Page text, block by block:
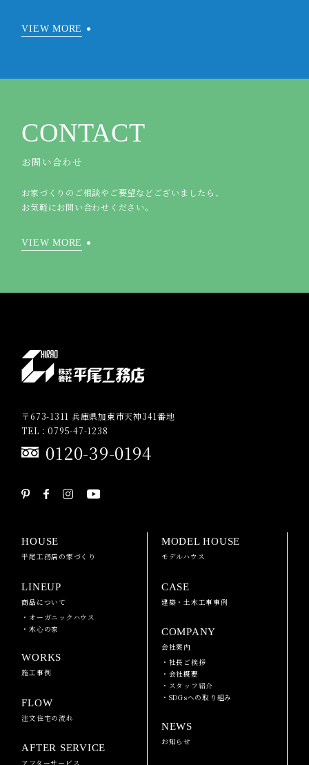
VIEW MORE
CONTACT
お問い合わせ
お家づくりのご相談やご要望などございましたら、
お気軽にお問い合わせください。
VIEW MORE
〒673-1311 兵庫県加東市天神341番地
TEL：0795-47-1238
0120-39-0194
HOUSE
平尾工務店の家づくり
LINEUP
商品について
・オーガニックハウス
・木心の家
WORKS
施工事例
FLOW
注文住宅の流れ
AFTER SERVICE
アフターサービス
MODEL HOUSE
モデルハウス
CASE
建築・土木工事事例
COMPANY
会社案内
・社長ご挨拶
・会社概要
・スタッフ紹介
・SDGsへの取り組み
NEWS
お知らせ